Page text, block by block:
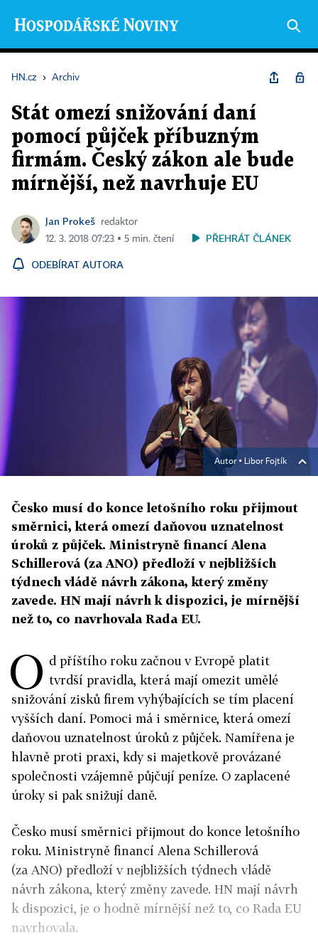
HN.cz › Archiv
Stát omezí snižování daní
pomocí půjček příbuzným
firmám. Český zákon ale bude
mírnější, než navrhuje EU
Jan Prokeš
redaktor
12. 3. 2018 07:23 ▪ 5 min. čtení
PŘEHRÁT ČLÁNEK
ODEBÍRAT AUTORA
Autor ▪ Libor Fojtík
Česko musí do konce letošního roku přijmout
směrnici, která omezí daňovou uznatelnost
úroků z půjček. Ministryně financí Alena
Schillerová (za ANO) předloží v nejbližších
týdnech vládě návrh zákona, který změny
zavede. HN mají návrh k dispozici, je mírnější
než to, co navrhovala Rada EU.
O d příštího roku začnou v Evropě platit
tvrdší pravidla, která mají omezit umělé
snižování zisků firem vyhýbajících se tím placení
vyšších daní. Pomoci má i směrnice, která omezí
daňovou uznatelnost úroků z půjček. Namířena je
hlavně proti praxi, kdy si majetkově provázané
společnosti vzájemně půjčují peníze. O zaplacené
úroky si pak snižují daně.
Česko musí směrnici přijmout do konce letošního
roku. Ministryně financí Alena Schillerová
(za ANO) předloží v nejbližších týdnech vládě
návrh zákona, který změny zavede. HN mají návrh
k dispozici, je o hodně mírnější než to, co Rada EU
navrhovala.